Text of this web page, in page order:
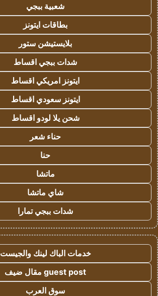
شعبية ببجي
بطاقات ايتونز
بلايستيشن ستور
شدات ببجي اقساط
ايتونز امريكي اقساط
ايتونز سعودي اقساط
شحن يلا لودو اقساط
حناء شعر
حنا
ماتشا
شاي ماتشا
شدات ببجي تمارا
خدمات الباك لينك والجيست
guest post مقال ضيف
سوق العرب